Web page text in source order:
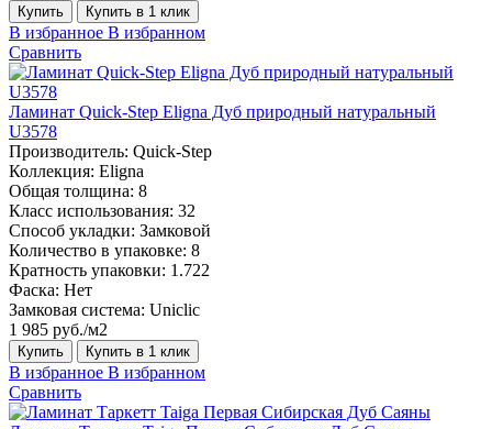
Купить Купить в 1 клик
В избранное В избранном
Сравнить
Ламинат Quick-Step Eligna Дуб природный натуральный
U3578
Производитель: Quick-Step
Коллекция: Eligna
Общая толщина: 8
Класс использования: 32
Способ укладки: Замковой
Количество в упаковке: 8
Кратность упаковки: 1.722
Фаска: Нет
Замковая система: Uniclic
1 985 руб./м2
Купить Купить в 1 клик
В избранное В избранном
Сравнить